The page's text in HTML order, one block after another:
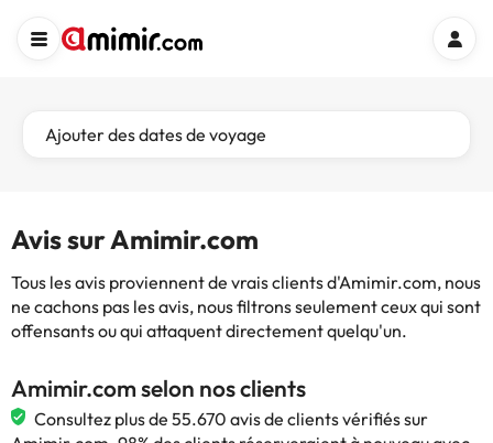
Ajouter des dates de voyage
Avis sur Amimir.com
Tous les avis proviennent de vrais clients d'Amimir.com, nous
ne cachons pas les avis, nous filtrons seulement ceux qui sont
offensants ou qui attaquent directement quelqu'un.
Amimir.com selon nos clients
Consultez plus de 55.670 avis de clients vérifiés sur